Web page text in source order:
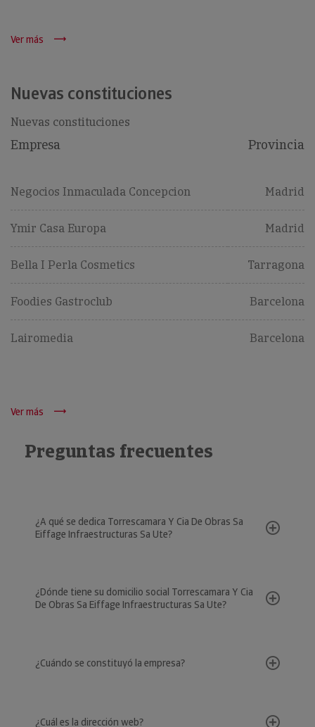
Ver más
Nuevas constituciones
Nuevas constituciones
Empresa Provincia
Negocios Inmaculada Concepcion Madrid
Ymir Casa Europa Madrid
Bella I Perla Cosmetics Tarragona
Foodies Gastroclub Barcelona
Lairomedia Barcelona
Ver más
Preguntas frecuentes
¿A qué se dedica Torrescamara Y Cia De Obras Sa
Eiffage Infraestructuras Sa Ute?
¿Dónde tiene su domicilio social Torrescamara Y Cia
De Obras Sa Eiffage Infraestructuras Sa Ute?
¿Cuándo se constituyó la empresa?
¿Cuál es la dirección web?